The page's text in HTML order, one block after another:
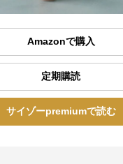
Amazonで購入
定期購読
サイゾーpremiumで読む